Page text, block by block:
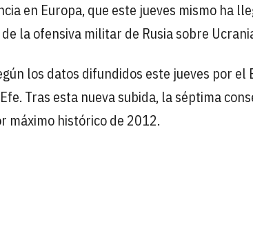
en Europa, que este jueves mismo ha
la ofensiva militar de Rusia sobre
los datos difundidos este jueves por el
Tras esta nueva subida, la séptima
máximo histórico de 2012.